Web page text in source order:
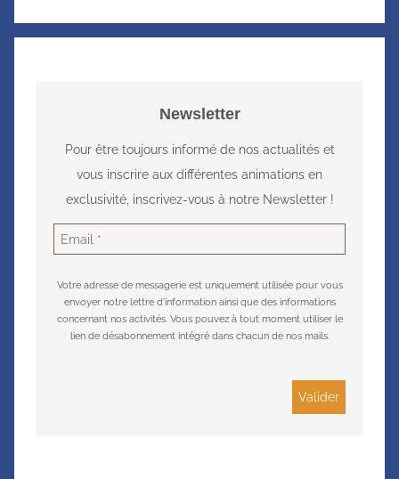
Newsletter
Pour être toujours informé de nos actualités et
vous inscrire aux différentes animations en
exclusivité, inscrivez-vous à notre Newsletter !
Votre adresse de messagerie est uniquement utilisée pour vous
envoyer notre lettre d'information ainsi que des informations
concernant nos activités. Vous pouvez à tout moment utiliser le
lien de désabonnement intégré dans chacun de nos mails.